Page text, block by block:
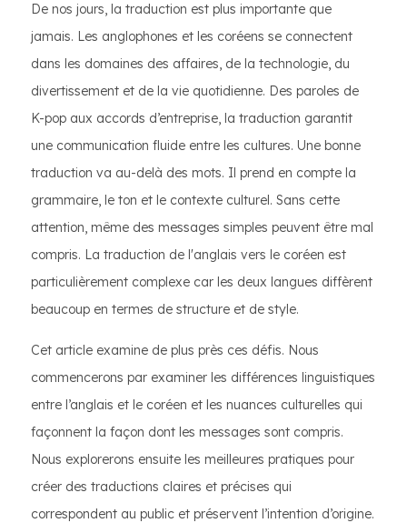
De nos jours, la traduction est plus importante que
jamais. Les anglophones et les coréens se connectent
dans les domaines des affaires, de la technologie, du
divertissement et de la vie quotidienne. Des paroles de
K-pop aux accords d’entreprise, la traduction garantit
une communication fluide entre les cultures. Une bonne
traduction va au-delà des mots. Il prend en compte la
grammaire, le ton et le contexte culturel. Sans cette
attention, même des messages simples peuvent être mal
compris. La traduction de l'anglais vers le coréen est
particulièrement complexe car les deux langues diffèrent
beaucoup en termes de structure et de style.
Cet article examine de plus près ces défis. Nous
commencerons par examiner les différences linguistiques
entre l’anglais et le coréen et les nuances culturelles qui
façonnent la façon dont les messages sont compris.
Nous explorerons ensuite les meilleures pratiques pour
créer des traductions claires et précises qui
correspondent au public et préservent l’intention d’origine.